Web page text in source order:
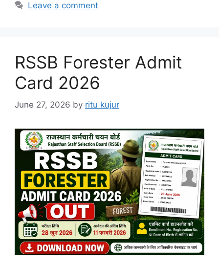
Leave a comment
RSSB Forester Admit
Card 2026
June 27, 2026 by ritu kujur